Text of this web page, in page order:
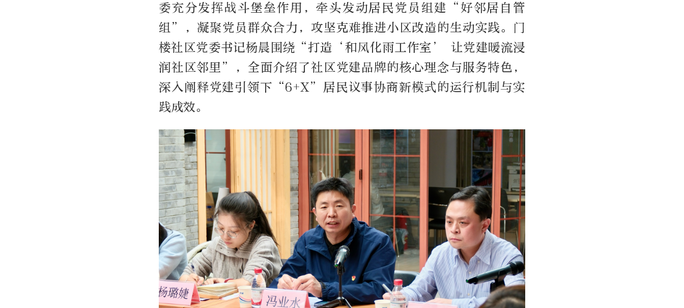
委充分发挥战斗堡垒作用，牵头发动居民党员组建“好邻居自管
组”，凝聚党员群众合力，攻坚克难推进小区改造的生动实践。门
楼社区党委书记杨晨围绕“打造‘和风化雨工作室’ 让党建暖流浸
润社区邻里”，全面介绍了社区党建品牌的核心理念与服务特色，
深入阐释党建引领下“6+X”居民议事协商新模式的运行机制与实
践成效。